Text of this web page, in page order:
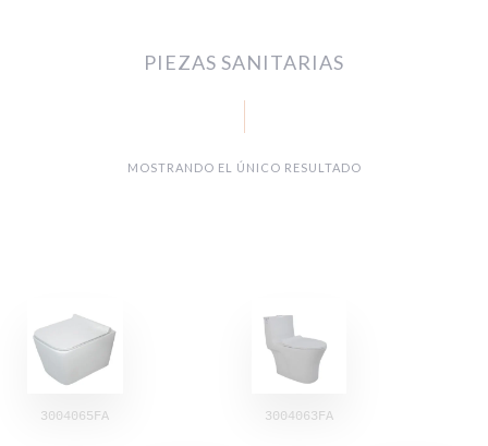
PIEZAS SANITARIAS
MOSTRANDO EL ÚNICO RESULTADO
3004065FA 3004063FA